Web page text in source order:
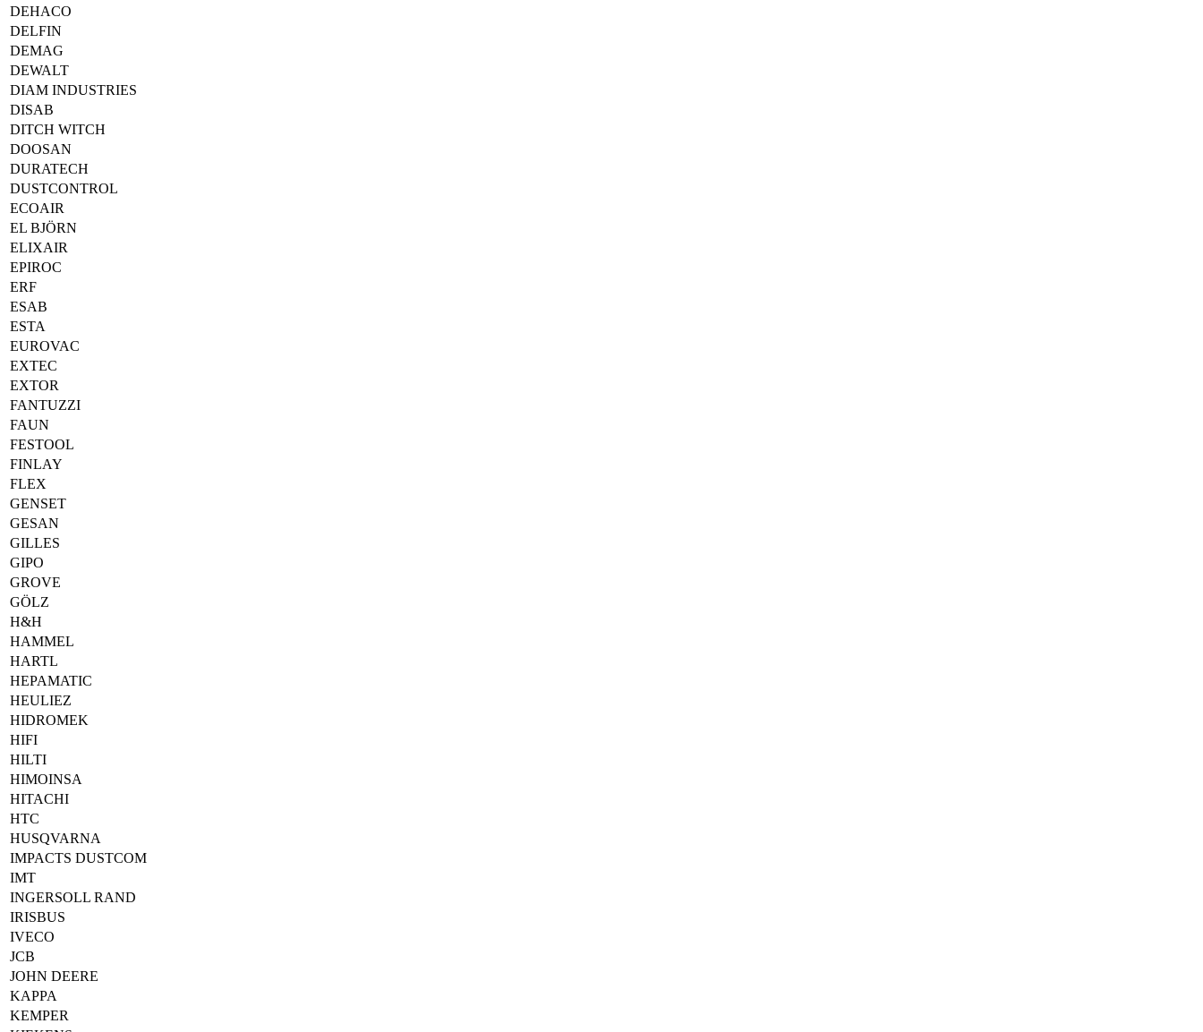
DEHACO
DELFIN
DEMAG
DEWALT
DIAM INDUSTRIES
DISAB
DITCH WITCH
DOOSAN
DURATECH
DUSTCONTROL
ECOAIR
EL BJÖRN
ELIXAIR
EPIROC
ERF
ESAB
ESTA
EUROVAC
EXTEC
EXTOR
FANTUZZI
FAUN
FESTOOL
FINLAY
FLEX
GENSET
GESAN
GILLES
GIPO
GROVE
GÖLZ
H&H
HAMMEL
HARTL
HEPAMATIC
HEULIEZ
HIDROMEK
HIFI
HILTI
HIMOINSA
HITACHI
HTC
HUSQVARNA
IMPACTS DUSTCOM
IMT
INGERSOLL RAND
IRISBUS
IVECO
JCB
JOHN DEERE
KAPPA
KEMPER